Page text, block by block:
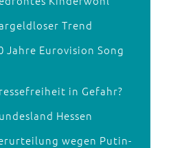
Trend
Jahre Eurovision Song
in Gefahr?
Hessen
wegen Putin-